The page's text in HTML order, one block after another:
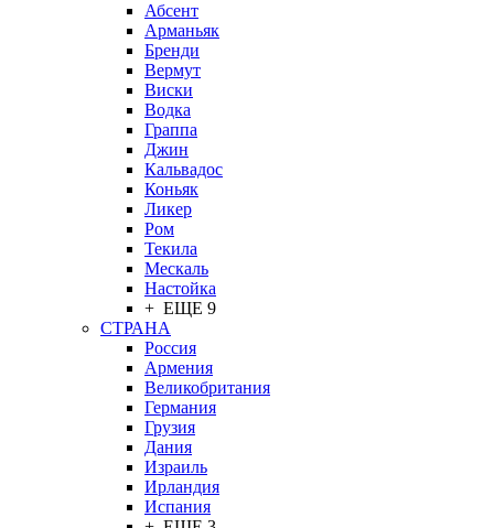
Абсент
Арманьяк
Бренди
Вермут
Виски
Водка
Граппа
Джин
Кальвадос
Коньяк
Ликер
Ром
Текила
Мескаль
Настойка
+ ЕЩЕ 9
СТРАНА
Россия
Армения
Великобритания
Германия
Грузия
Дания
Израиль
Ирландия
Испания